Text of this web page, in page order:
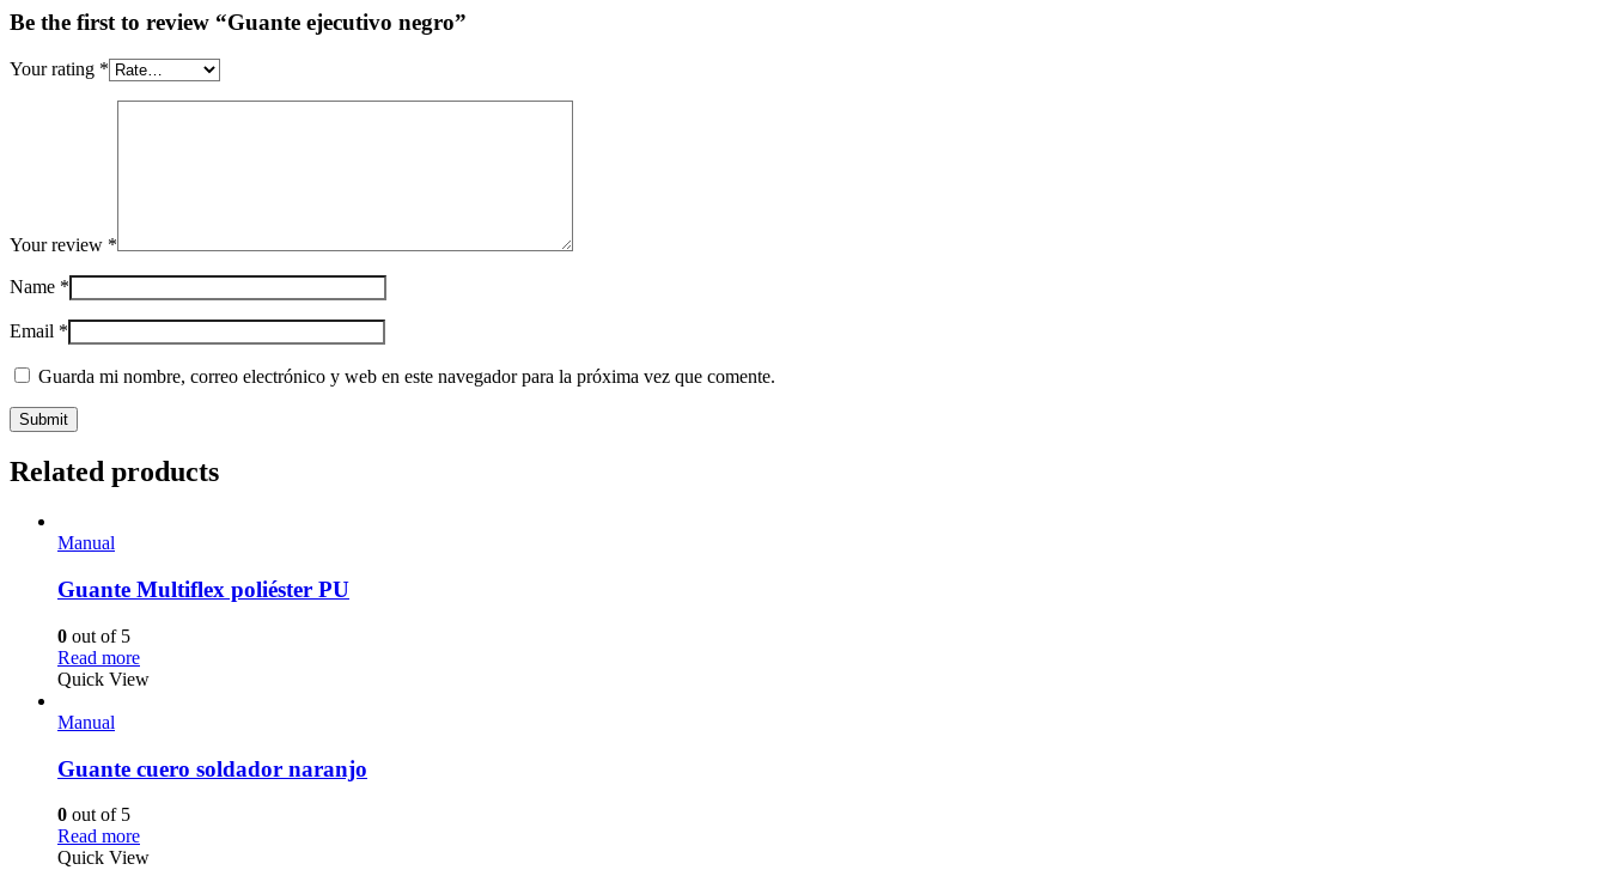
Be the first to review “Guante ejecutivo negro”
Your rating *
Your review *
Name *
Email *
Guarda mi nombre, correo electrónico y web en este navegador para la próxima vez que comente.
Related products
Manual
Guante Multiflex poliéster PU
0 out of 5
Read more
Quick View
Manual
Guante cuero soldador naranjo
0 out of 5
Read more
Quick View